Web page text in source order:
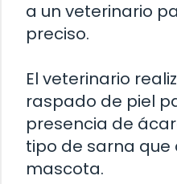
a un veterinario
preciso.
El veterinario
raspado de piel
presencia de
tipo de sarna
mascota.